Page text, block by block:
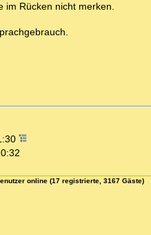
im Rücken nicht merken.
online (17 registrierte, 3167 Gäste)